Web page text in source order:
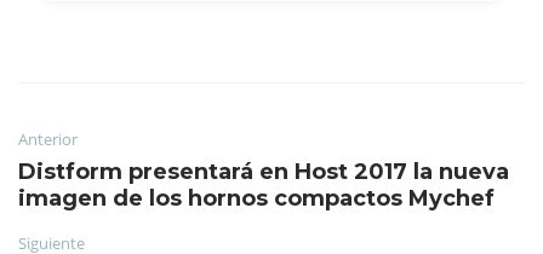
Anterior
Distform presentará en Host 2017 la nueva
imagen de los hornos compactos Mychef
Siguiente